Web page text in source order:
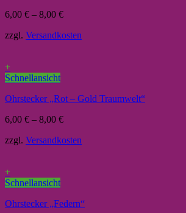
6,00 € – 8,00 €
zzgl. Versandkosten
+
Schnellansicht
Ohrstecker „Rot – Gold Traumwelt“
6,00 € – 8,00 €
zzgl. Versandkosten
+
Schnellansicht
Ohrstecker „Federn“